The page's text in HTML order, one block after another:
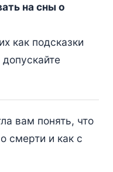
на сны о
как подсказки
вам понять, что
смерти и как с